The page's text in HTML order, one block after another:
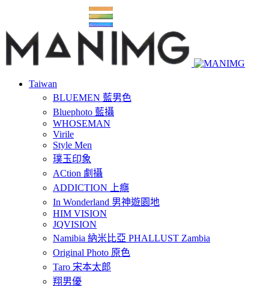
Taiwan
BLUEMEN 藍男色
Bluephoto 藍攝
WHOSEMAN
Virile
Style Men
璞玉印象
ACtion 劇攝
ADDICTION 上癮
In Wonderland 男神遊園地
HIM VISION
JQVISION
Namibia 納米比亞 PHALLUST Zambia
Original Photo 原色
Taro 宋本太郎
翔男優